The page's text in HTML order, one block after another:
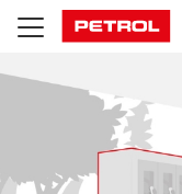
Prodajna
mjesta